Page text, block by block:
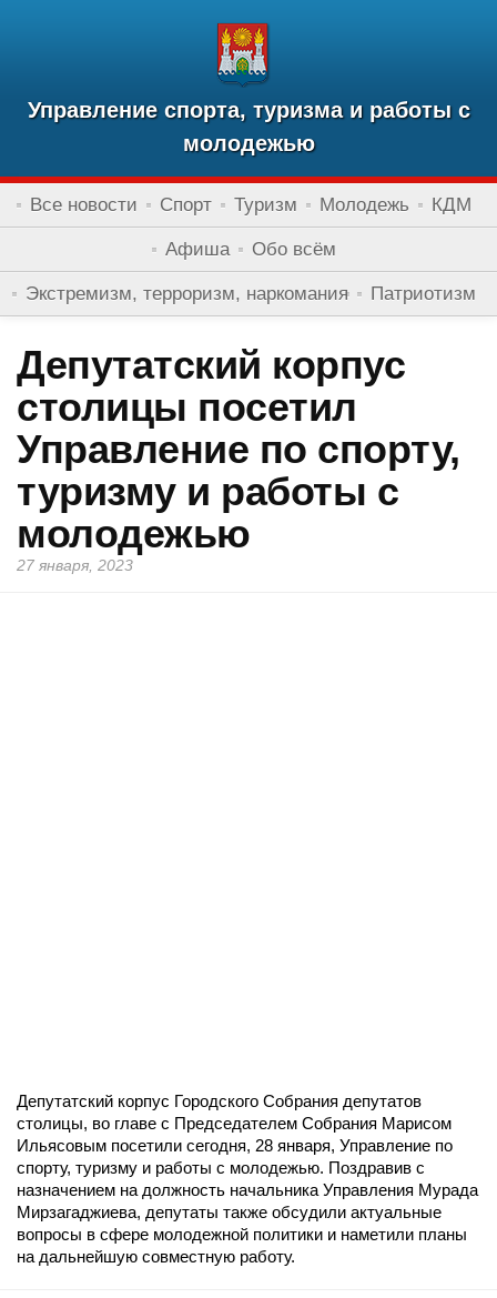
Управление спорта, туризма и работы с
молодежью
Все новости Спорт Туризм Молодежь КДМ
Афиша Обо всём
Экстремизм, терроризм, наркомания Патриотизм
Депутатский корпус
столицы посетил
Управление по спорту,
туризму и работы с
молодежью
27 января, 2023
Депутатский корпус Городского Собрания депутатов
столицы, во главе с Председателем Собрания Марисом
Ильясовым посетили сегодня, 28 января, Управление по
спорту, туризму и работы с молодежью. Поздравив с
назначением на должность начальника Управления Мурада
Мирзагаджиева, депутаты также обсудили актуальные
вопросы в сфере молодежной политики и наметили планы
на дальнейшую совместную работу.